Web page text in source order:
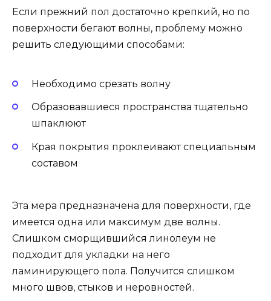
Если прежний пол достаточно крепкий, но по
поверхности бегают волны, проблему можно
решить следующими способами:
Необходимо срезать волну
Образовавшиеся пространства тщательно
шпаклюют
Края покрытия проклеивают специальным
составом
Эта мера предназначена для поверхности, где
имеется одна или максимум две волны.
Слишком сморщившийся линолеум не
подходит для укладки на него
ламинирующего пола. Получится слишком
много швов, стыков и неровностей.